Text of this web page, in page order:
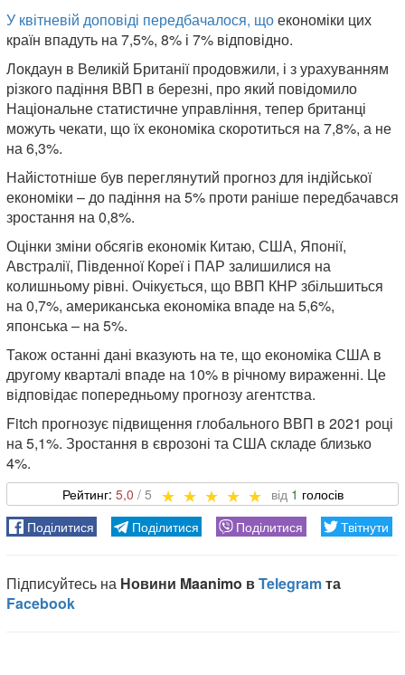
У квітневій доповіді передбачалося, щоекономіки цих
країн впадуть на 7,5%, 8% і 7% відповідно.
Локдаун в Великій Британії продовжили, і з урахуванням
різкого падіння ВВП в березні, про який повідомило
Національне статистичне управління, тепер британці
можуть чекати, що їх економіка скоротиться на 7,8%, а не
на 6,3%.
Найістотніше був переглянутий прогноз для індійської
економіки – до падіння на 5% проти раніше передбачався
зростання на 0,8%.
Оцінки зміни обсягів економік Китаю, США, Японії,
Австралії, Південної Кореї і ПАР залишилися на
колишньому рівні. Очікується, що ВВП КНР збільшиться
на 0,7%, американська економіка впаде на 5,6%,
японська – на 5%.
Також останні дані вказують на те, що економіка США в
другому кварталі впаде на 10% в річному вираженні. Це
відповідає попередньому прогнозу агентства.
Fitch прогнозує підвищення глобального ВВП в 2021 році
на 5,1%. Зростання в єврозоні та США складе близько
4%.
5,0 1